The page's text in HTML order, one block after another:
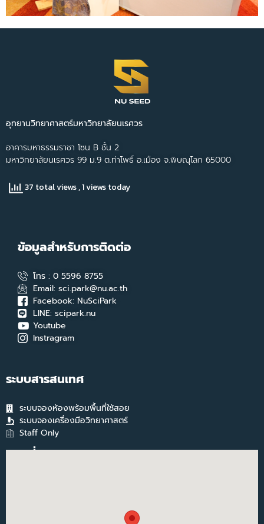
อุทยานวิทยาศาสตร์มหาวิทยาลัยนเรศวร
อาคารมหาธรรมราชา โซน B ชั้น 2
มหาวิทยาลัยนเรศวร 99 ม.9 ต.ท่าโพธิ์ อ.เมือง จ.พิษณุโลก 65000
37 total views, 1 views today
ข้อมูลสำหรับการติดต่อ
โทร : 0 5596 8755
Email: sci.park@nu.ac.th
Facebook: NuSciPark
LINE: scipark.nu
Youtube
Instragram
ระบบสารสนเทศ
ระบบจองห้องพร้อมพื้นที่ใช้สอย
ระบบจองเครื่องมือวิทยาศาสตร์
Staff Only
แผนที่